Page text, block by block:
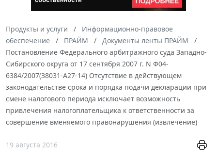
Продукты и услуги
Информационно-правовое
обеспечение
ПРАЙМ
Документы ленты ПРАЙМ
Постановление Федерального арбитражного суда Западно-
Сибирского округа от 17 сентября 2007 г. N Ф04-
6384/2007(38031-А27-14) Отсутствие в действующем
законодательстве срока и порядка подачи декларации при
смене налогового периода исключает возможность
привлечения налогоплательщика к ответственности за
совершение вменяемого правонарушения (извлечение)
19 августа 2016